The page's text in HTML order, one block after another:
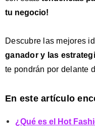
tu negocio!
Descubre las mejores
ganador y las
te pondrán por delante
En este artículo
¿Qué es el Hot